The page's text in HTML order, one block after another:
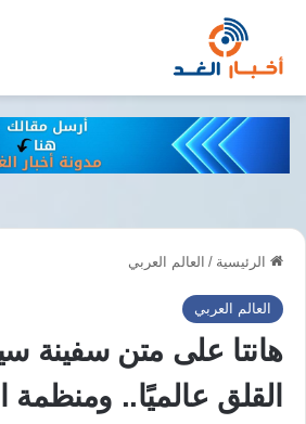
الرئيسية / العالم العربي
العالم العربي
هانتا على متن سفينة
القلق عالميًا..